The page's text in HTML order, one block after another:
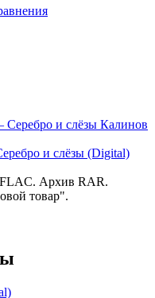
и слёзы (Digital)
Архив RAR.
товар".